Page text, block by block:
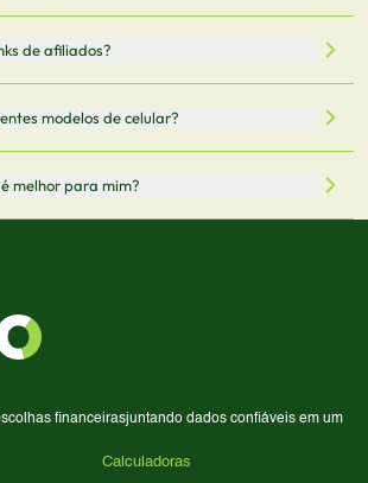
finalizar sua compra.
de cada modelo.
de afiliados?
adicional para você.
modelos de celular?
até 3 celulares para comparar
melhor para mim?
são essenciais. Use nossos filtros
ideal.
financeirasjuntando dados confiáveis em um
Calculadoras